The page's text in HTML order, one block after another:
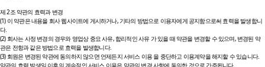
제 2조 약관의 효력과 변경
(1) 이 약관은 내용을 회사 웹사이트에 게시하거나, 기타의 방법으로 이용자에게 공지함으로써 효력을 발생합니
다.
(2) 회사는 사정 변경의 경우와 영업상 중요 사유, 합리적인 사유 가 있을 때 약관을 변경할 수 있으며, 변경된 약
관은 전항과 같은 방법으로 효력을 발생합니다.
(3) 회원은 변경된 약관에 동의하지 않으면 언제든지 서비스 이용 을 중단하고 이용계약을 해지할 수 있습니다.